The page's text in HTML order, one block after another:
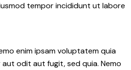
tempor incididunt ut labore
enim ipsam voluptatem quia
odit aut fugit, sed quia. Nemo